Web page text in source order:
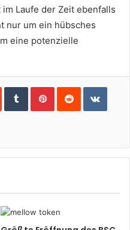
Laufe der Zeit ebenfalls
nur um ein hübsches
eine potenzielle
StumbleUpon
TumblrPinterestReddit